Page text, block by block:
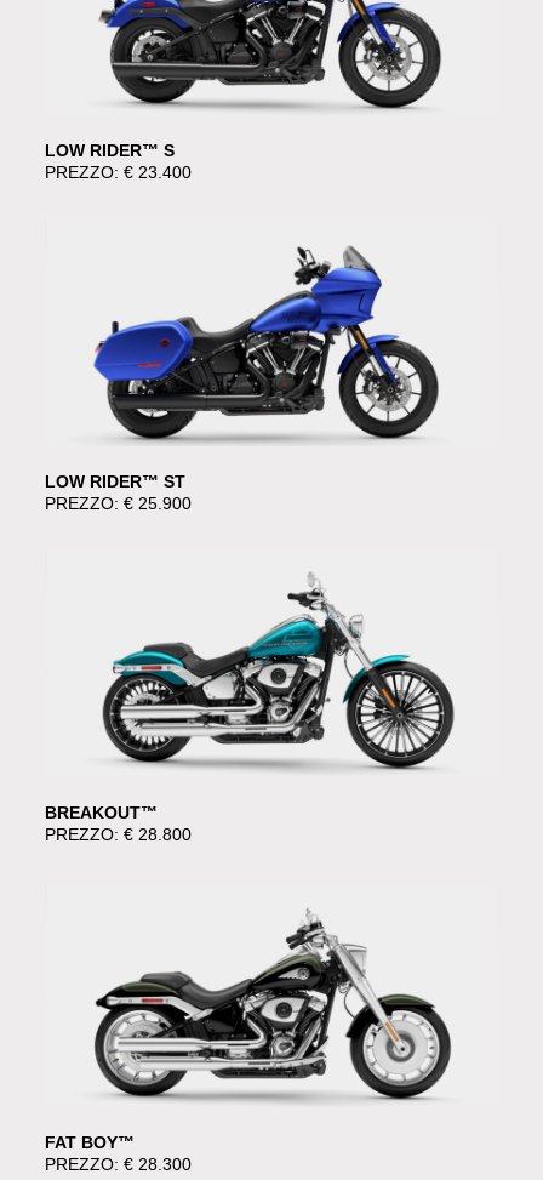
LOW RIDER™ S
PREZZO: € 23.400
LOW RIDER™ ST
PREZZO: € 25.900
BREAKOUT™
PREZZO: € 28.800
FAT BOY™
PREZZO: € 28.300